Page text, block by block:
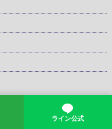
ライン公式
料金表